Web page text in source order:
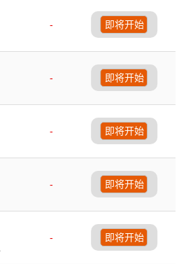
-
即将开始
-
即将开始
-
即将开始
-
即将开始
-
即将开始